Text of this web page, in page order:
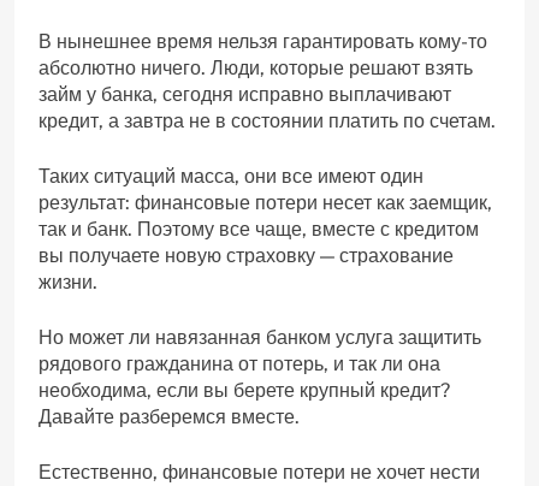
В нынешнее время нельзя гарантировать кому-то
абсолютно ничего. Люди, которые решают взять
займ у банка, сегодня исправно выплачивают
кредит, а завтра не в состоянии платить по счетам.
Таких ситуаций масса, они все имеют один
результат: финансовые потери несет как заемщик,
так и банк. Поэтому все чаще, вместе с кредитом
вы получаете новую страховку — страхование
жизни.
Но может ли навязанная банком услуга защитить
рядового гражданина от потерь, и так ли она
необходима, если вы берете крупный кредит?
Давайте разберемся вместе.
Естественно, финансовые потери не хочет нести